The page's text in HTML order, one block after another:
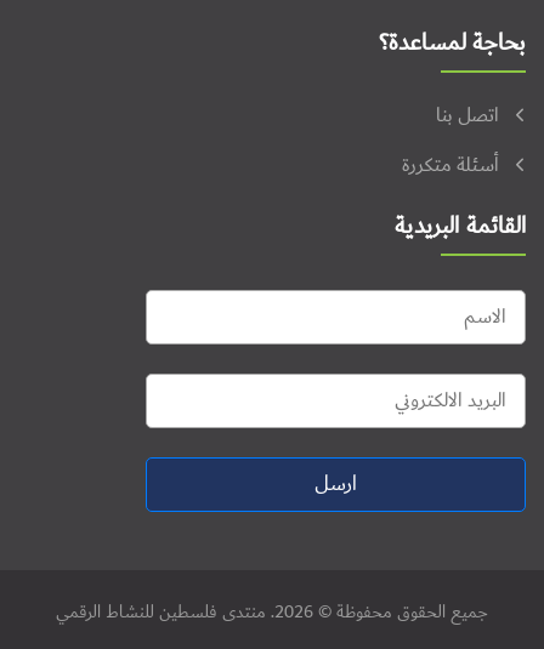
بحاجة لمساعدة؟
اتصل بنا
أسئلة متكررة
القائمة البريدية
ارسل
جميع الحقوق محفوظة © 2026. منتدى فلسطين للنشاط الرقمي